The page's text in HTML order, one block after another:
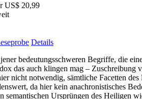
US$ 20,99
Details
bedeutungsschweren Begriffe, die
das auch klingen mag –
nicht notwendig, sämtliche Facetten
da hier kein anachronistisches
semantischen Ursprüngen des Heiligen